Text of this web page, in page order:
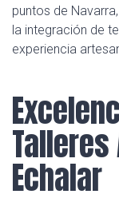
puntos de
la integración de
experiencia
Echalar